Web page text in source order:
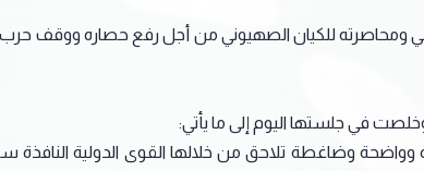
للكيان الصهيوني من أجل رفع حصاره ووقف حرب
في جلستها اليوم إلى ما يأتي:
وواضحة وضاغطة تلاحق من خلالها القوى الدولية